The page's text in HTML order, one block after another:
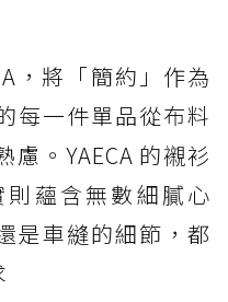
，將「簡約」作為
每一件單品從布料
。YAECA 的襯衫
蘊含無數細膩心
是車縫的細節，都